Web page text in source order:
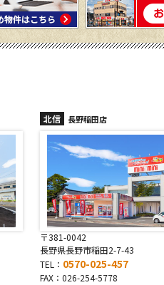
北信 長野高田店
〒381-0034
長野県長野市高田1307-1
TEL：0570-067-677
FAX：026-267-6778